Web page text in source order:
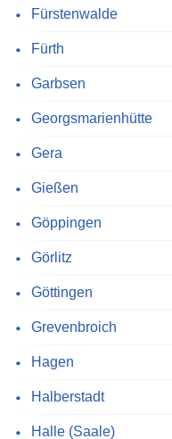
Fürstenwalde
Fürth
Garbsen
Georgsmarienhütte
Gera
Gießen
Göppingen
Görlitz
Göttingen
Grevenbroich
Hagen
Halberstadt
Halle (Saale)